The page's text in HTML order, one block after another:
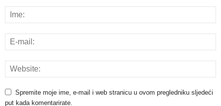
Spremite moje ime, e-mail i web stranicu u ovom pregledniku sljedeći
put kada komentarirate.